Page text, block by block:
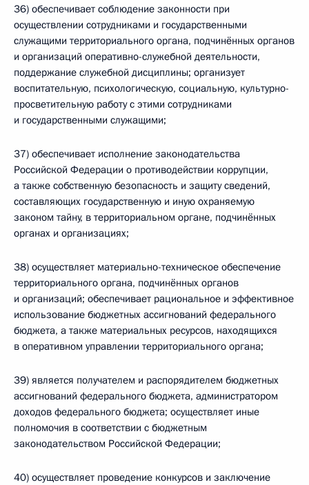
36) обеспечивает соблюдение законности при
осуществлении сотрудниками и государственными
служащими территориального органа, подчинённых органов
и организаций оперативно-служебной деятельности,
поддержание служебной дисциплины; организует
воспитательную, психологическую, социальную, культурно-
просветительную работу с этими сотрудниками
и государственными служащими;
37) обеспечивает исполнение законодательства
Российской Федерации о противодействии коррупции,
а также собственную безопасность и защиту сведений,
составляющих государственную и иную охраняемую
законом тайну, в территориальном органе, подчинённых
органах и организациях;
38) осуществляет материально-техническое обеспечение
территориального органа, подчинённых органов
и организаций; обеспечивает рациональное и эффективное
использование бюджетных ассигнований федерального
бюджета, а также материальных ресурсов, находящихся
в оперативном управлении территориального органа;
39) является получателем и распорядителем бюджетных
ассигнований федерального бюджета, администратором
доходов федерального бюджета; осуществляет иные
полномочия в соответствии с бюджетным
законодательством Российской Федерации;
40) осуществляет проведение конкурсов и заключение